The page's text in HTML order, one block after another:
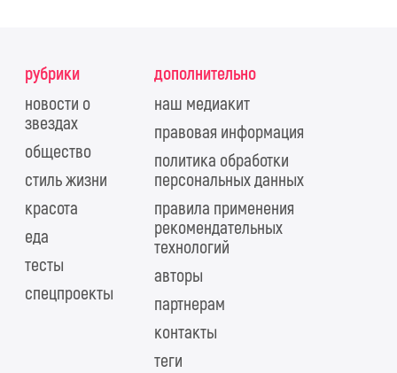
рубрики
новости о
звездах
общество
стиль жизни
красота
еда
тесты
спецпроекты
дополнительно
наш медиакит
правовая информация
политика обработки
персональных данных
правила применения
рекомендательных
технологий
авторы
партнерам
контакты
теги